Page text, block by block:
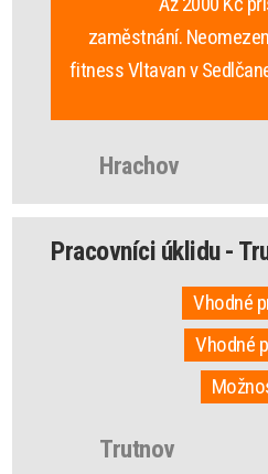
zaměstnání.
fitness Vltavan v
Hrachov
Pracovníci úklidu -
Vhodné
Vhodné
Trutnov